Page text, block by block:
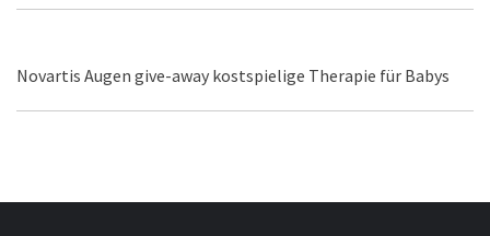
Novartis Augen give-away kostspielige Therapie für Babys